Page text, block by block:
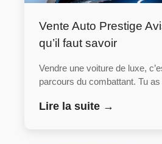
Vente Auto Prestige
qu’il faut savoir
Vendre une voiture de luxe,
parcours du combattant. Tu
Lire la suite →